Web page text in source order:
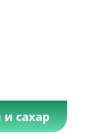
сахар